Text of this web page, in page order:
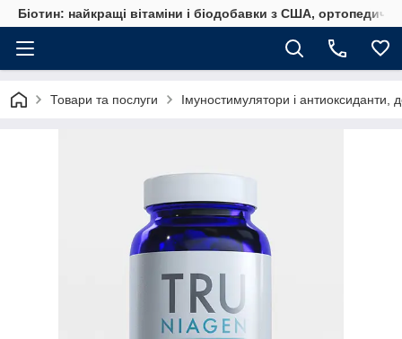
Біотин: найкращі вітаміни і біодобавки з США,
Товари та послуги Імуностимулятори і антиоксиданти,